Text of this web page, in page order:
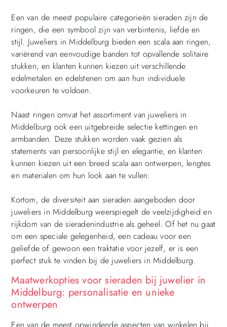
Een van de meest populaire categorieën sieraden zijn de
ringen, die een symbool zijn van verbintenis, liefde en
stijl. Juweliers in Middelburg bieden een scala aan ringen,
variërend van eenvoudige banden tot opvallende solitaire
stukken, en klanten kunnen kiezen uit verschillende
edelmetalen en edelstenen om aan hun individuele
voorkeuren te voldoen.
Naast ringen omvat het assortiment van juweliers in
Middelburg ook een uitgebreide selectie kettingen en
armbanden. Deze stukken worden vaak gezien als
statements van persoonlijke stijl en elegantie, en klanten
kunnen kiezen uit een breed scala aan ontwerpen, lengtes
en materialen om hun look aan te vullen.
Kortom, de diversiteit aan sieraden aangeboden door
juweliers in Middelburg weerspiegelt de veelzijdigheid en
rijkdom van de sieradenindustrie als geheel. Of het nu gaat
om een speciale gelegenheid, een cadeau voor een
geliefde of gewoon een traktatie voor jezelf, er is een
perfect stuk te vinden bij de juweliers in Middelburg.
Maatwerkopties voor sieraden bij juwelier in
Middelburg: personalisatie en unieke
ontwerpen
Een van de meest opwindende aspecten van winkelen bij